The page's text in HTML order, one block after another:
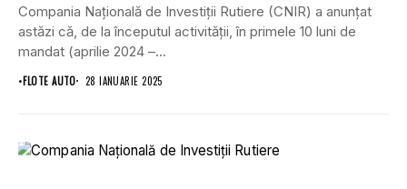
Compania Națională de Investiții Rutiere (CNIR) a anunțat
astăzi că, de la începutul activității, în primele 10 luni de
mandat (aprilie 2024 –...
•FLOTE AUTO 28 IANUARIE 2025